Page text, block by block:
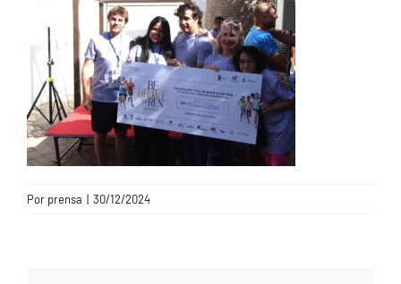
CONTACTO
Por prensa | 30/12/2024